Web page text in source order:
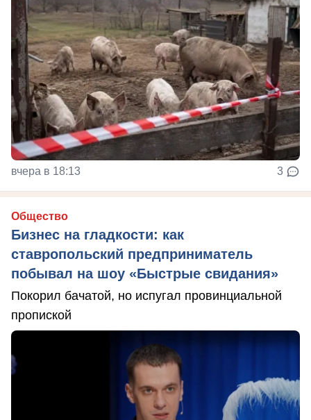
вчера в 18:13 3
Общество
Бизнес на гладкости: как
ставропольский предприниматель
побывал на шоу «Быстрые свидания»
Покорил бачатой, но испугал провинциальной
пропиской